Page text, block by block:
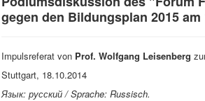
gegen den Bildungsplan 2015 am
Impulsreferat von Prof. Wolfgang Leisenberg
Stuttgart, 18.10.2014
Язык: русский / Sprache: Russisch.